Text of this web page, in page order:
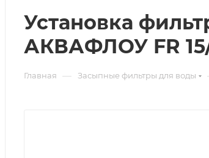
Установка
АКВАФЛОУ FR
Главная — Засыпные фильтры для воды